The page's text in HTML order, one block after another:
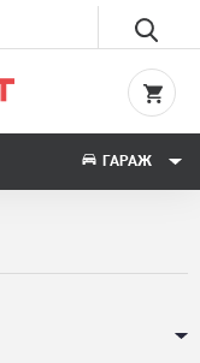
ГАРАЖ